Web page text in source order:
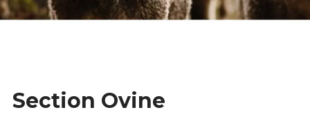
Section Ovine